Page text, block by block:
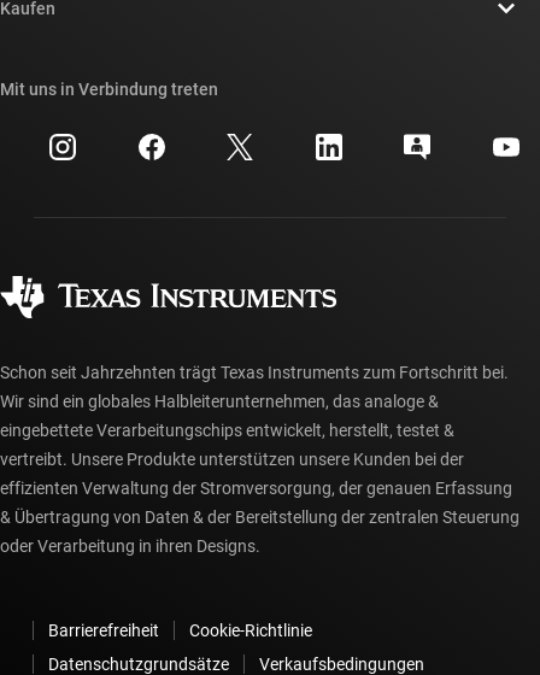
Newsroom
Investorenbeziehungen
Fertigung
Querverweis-Suche
Kundensupportzentrum
myTI-Konto FAQs
Kaufen
Häufig gestellte Fragen zu Bestellungen
Mit uns in Verbindung treten
Schon seit Jahrzehnten trägt Texas Instruments zum Fortschritt bei.
Wir sind ein globales Halbleiterunternehmen, das analoge &
eingebettete Verarbeitungschips entwickelt, herstellt, testet &
vertreibt. Unsere Produkte unterstützen unsere Kunden bei der
effizienten Verwaltung der Stromversorgung, der genauen Erfassung
& Übertragung von Daten & der Bereitstellung der zentralen Steuerung
oder Verarbeitung in ihren Designs.
Barrierefreiheit
Cookie-Richtlinie
Datenschutzgrundsätze
Verkaufsbedingungen